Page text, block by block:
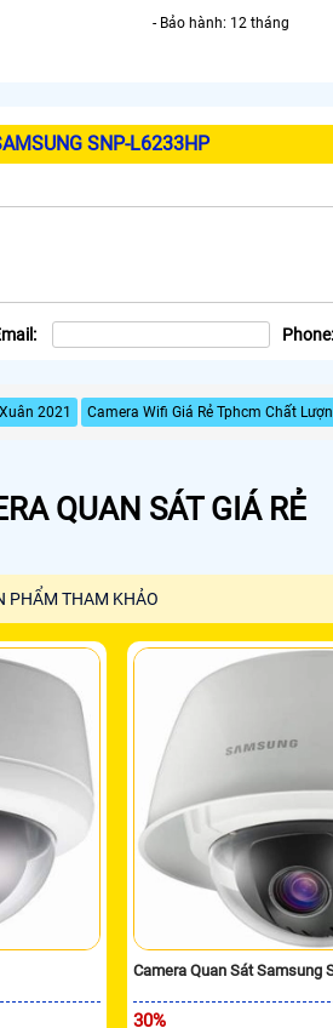
- Bảo hành: 12 tháng
SNP-L6233HP
Phone:
2021 Camera Wifi Giá Rẻ Tphcm Chất
QUAN SÁT GIÁ RẺ
PHẨM THAM KHẢO
Camera Quan Sát Samsung
30%